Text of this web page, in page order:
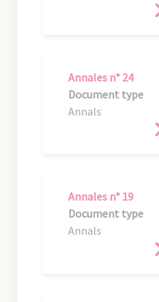
Annales n° 24
Document type
Annals
Annales n° 19
Document type
Annals